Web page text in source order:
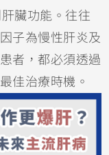
臟功能。往往
子為慢性肝炎及
者，都必須透過
佳治療時機。